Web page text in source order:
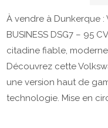
À vendre à Dunkerque :
BUSINESS DSG7 – 95
citadine fiable,
Découvrez cette
une version haut de
technologie. Mise en